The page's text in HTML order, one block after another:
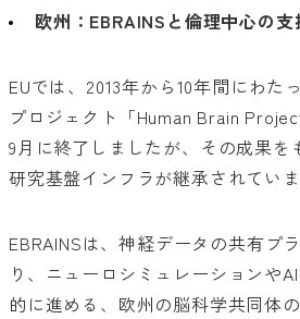
欧州：EBRAINSと倫理中心の支
EUでは、2013年から10年間にわた
プロジェクト「Human Brain
9月に終了しましたが、その成果を
研究基盤インフラが継承されていま
EBRAINSは、神経データの共有プ
り、ニューロシミュレーションや
的に進める、欧州の脳科学共同体